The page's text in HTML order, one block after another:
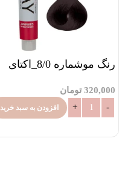
رنگ موشماره 8/0_اکتای
320,000 تومان
افزودن به سبد خرید